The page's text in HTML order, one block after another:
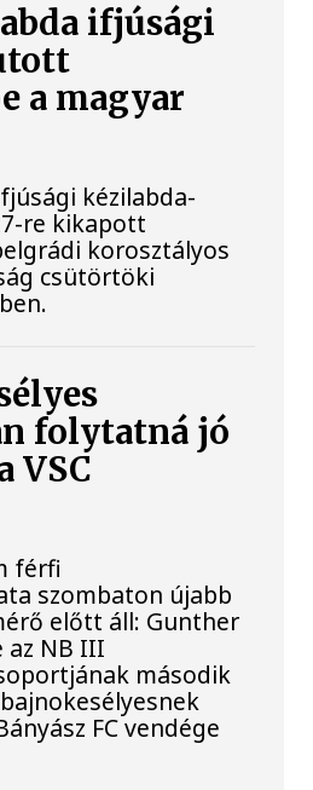
ifjúsági
a magyar
kézilabda-
re kikapott
korosztályos
csütörtöki
folytatná jó
VSC
férfi
szombaton újabb
előtt áll: Gunther
az NB III
második
FC vendége